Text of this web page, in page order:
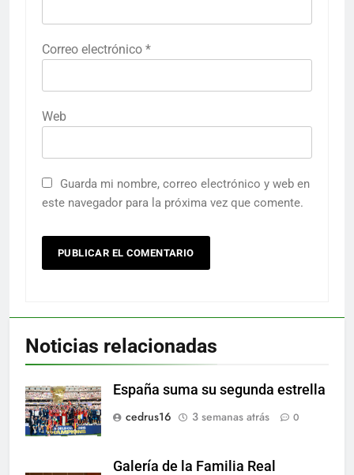
Correo electrónico *
Web
Guarda mi nombre, correo electrónico y web en
este navegador para la próxima vez que comente.
Noticias relacionadas
España suma su segunda estrella
cedrus16
3 semanas atrás 0
Galería de la Familia Real